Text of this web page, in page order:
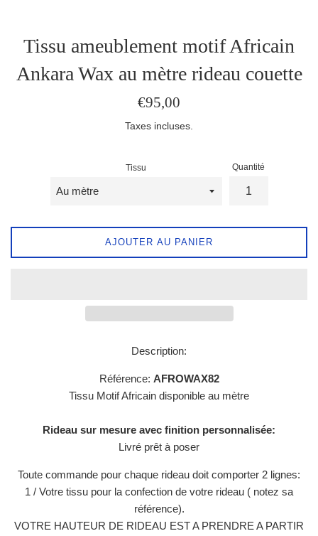
Tissu ameublement motif Africain
Ankara Wax au mètre rideau couette
Prix
€95,00
Taxes incluses.
Tissu Quantité
AJOUTER AU PANIER
Description:
Référence: AFROWAX82
Tissu Motif Africain disponible au mètre
Rideau sur mesure avec finition personnalisée:
Livré prêt à poser
Toute commande pour chaque rideau doit comporter 2 lignes:
1 / Votre tissu pour la confection de votre rideau ( notez sa
référence).
VOTRE HAUTEUR DE RIDEAU EST A PRENDRE A PARTIR